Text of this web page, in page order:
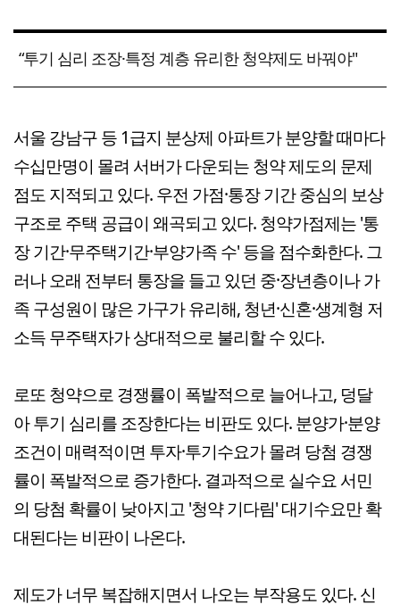
“투기 심리 조장·특정 계층 유리한 청약제도 바꿔야"
서울 강남구 등 1급지 분상제 아파트가 분양할 때마다
수십만명이 몰려 서버가 다운되는 청약 제도의 문제
점도 지적되고 있다. 우전 가점·통장 기간 중심의 보상
구조로 주택 공급이 왜곡되고 있다. 청약가점제는 '통
장 기간·무주택기간·부양가족 수' 등을 점수화한다. 그
러나 오래 전부터 통장을 들고 있던 중·장년층이나 가
족 구성원이 많은 가구가 유리해, 청년·신혼·생계형 저
소득 무주택자가 상대적으로 불리할 수 있다.
로또 청약으로 경쟁률이 폭발적으로 늘어나고, 덩달
아 투기 심리를 조장한다는 비판도 있다. 분양가·분양
조건이 매력적이면 투자·투기수요가 몰려 당첨 경쟁
률이 폭발적으로 증가한다. 결과적으로 실수요 서민
의 당첨 확률이 낮아지고 '청약 기다림' 대기수요만 확
대된다는 비판이 나온다.
제도가 너무 복잡해지면서 나오는 부작용도 있다. 신